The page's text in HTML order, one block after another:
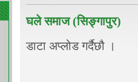
घले समाज (सिङ्गापुर)
डाटा अप्लोड गर्दैछौ ।